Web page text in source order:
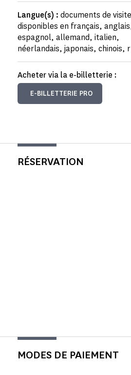
Langue(s) : documents de visite
disponibles en français,
espagnol, allemand, italien,
néerlandais, japonais, chinois,
Acheter via la e-billetterie :
E-BILLETTERIE PRO
RÉSERVATION
MODES DE PAIEMENT